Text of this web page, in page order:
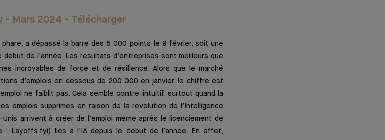
- Mars 2024 - Télécharger
phare, a dépassé la barre des 5 000 points le 9 février, soit une
de l’année. Les résultats d’entreprises sont meilleurs que
incroyables de force et de résilience. Alors que le marché
d’emplois en dessous de 200 000 en janvier, le chiffre est
ne faiblit pas. Cela semble contre-intuitif, surtout quand la
emplois supprimés en raison de la révolution de l’Intelligence
arrivent à créer de l’emploi même après le licenciement de
Layoffs.fyi) liés à l’IA depuis le début de l’année. En effet,